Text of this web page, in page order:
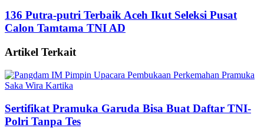
136 Putra-putri Terbaik Aceh Ikut Seleksi Pusat
Calon Tamtama TNI AD
Artikel Terkait
Sertifikat Pramuka Garuda Bisa Buat Daftar TNI-
Polri Tanpa Tes